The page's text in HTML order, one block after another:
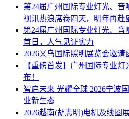
第24届广州国际专业灯光、
视讯热浪席卷四天，明年再赴
第24届广州国际专业灯光、
首日，人气见证实力
2026义乌国际照明展览会邀请
【重磅首发】广州国际专业
布！
智启未来 光耀全球 2026宁波
业新生态
2026越南(胡志明)电机及线圈